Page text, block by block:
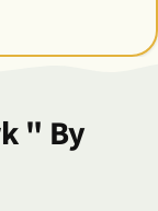
" By